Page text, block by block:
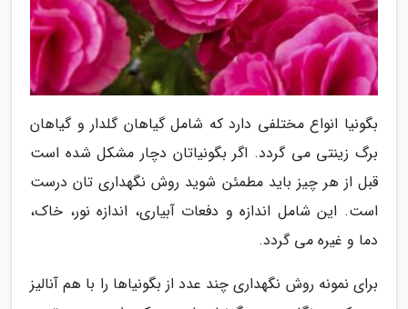
بگونیا انواع مختلفی دارد که شامل گیاهان گلدار و گیاهان
برگ زینتی می گردد. اگر بگونیاتان دچار مشکل شده است
قبل از هر چیز باید مطمئن شوید روش نگهداری تان درست
است. این شامل اندازه و دفعات آبیاری، اندازه نور، خاک،
دما و غیره می گردد.
برای نمونه روش نگهداری چند عدد از بگونیاها را با هم آنالیز